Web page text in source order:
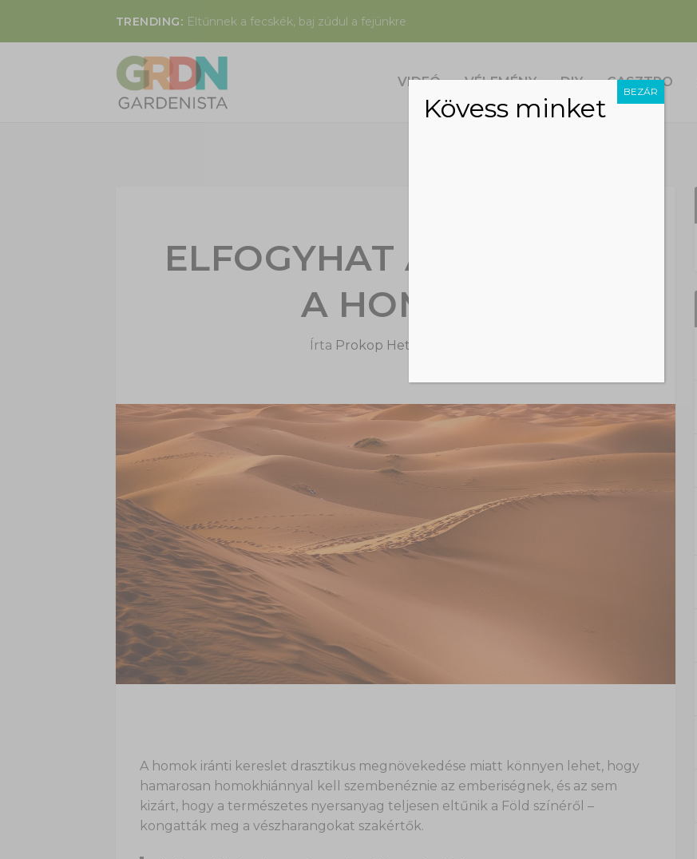
TRENDING: Eltűnnek a fecskék, baj zúdul a fejünkre
VIDEÓ VÉLEMÉNY DIY GASZTRO
ELFOGYHAT A FÖLDRŐL
A HOMOK
Írta Prokop Hetti
A homok iránti kereslet drasztikus megnövekedése miatt könnyen lehet, hogy
hamarosan homokhiánnyal kell szembenéznie az emberiségnek, és az sem
kizárt, hogy a természetes nyersanyag teljesen eltűnik a Föld színéről –
kongatták meg a vészharangokat szakértők.
Kövess minket
BEZÁR